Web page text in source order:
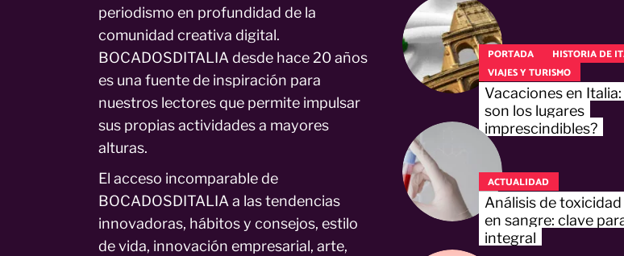
periodismo en profundidad de la
comunidad creativa digital.
BOCADOSDITALIA desde hace 20 años
es una fuente de inspiración para
nuestros lectores que permite impulsar
sus propias actividades a mayores
alturas.
El acceso incomparable de
BOCADOSDITALIA a las tendencias
innovadoras, hábitos y consejos, estilo
de vida, innovación empresarial, arte,
PORTADA
HISTORIA DE
VIAJES Y TURISMO
Vacaciones en Italia:
son los lugares
imprescindibles?
ACTUALIDAD
Análisis de
en sangre: clave
integral